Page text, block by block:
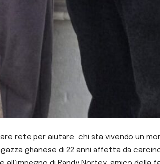
rete per aiutare chi sta vivendo un
ghanese di 22 anni affetta da